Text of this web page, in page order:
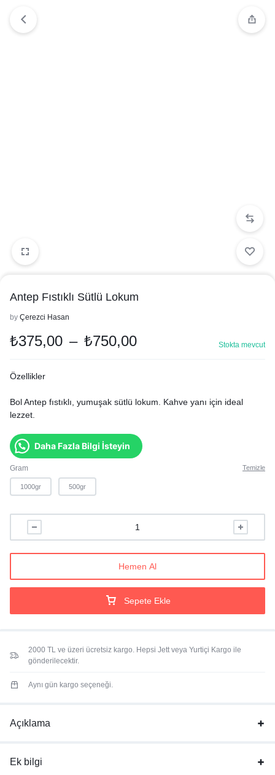
Antep Fıstıklı Sütlü Lokum
by Çerezci Hasan
₺375,00 – ₺750,00 Stokta mevcut
Özellikler
Bol Antep fıstıklı, yumuşak sütlü lokum. Kahve yanı için ideal
lezzet.
Daha Fazla Bilgi İsteyin
Gram
1000gr 500gr
Temizle
Sepete Ekle
Hemen Al
2000 TL ve üzeri ücretsiz kargo. Hepsi Jett veya Yurtiçi Kargo ile
gönderilecektir.
Aynı gün kargo seçeneği.
Açıklama
Ek bilgi